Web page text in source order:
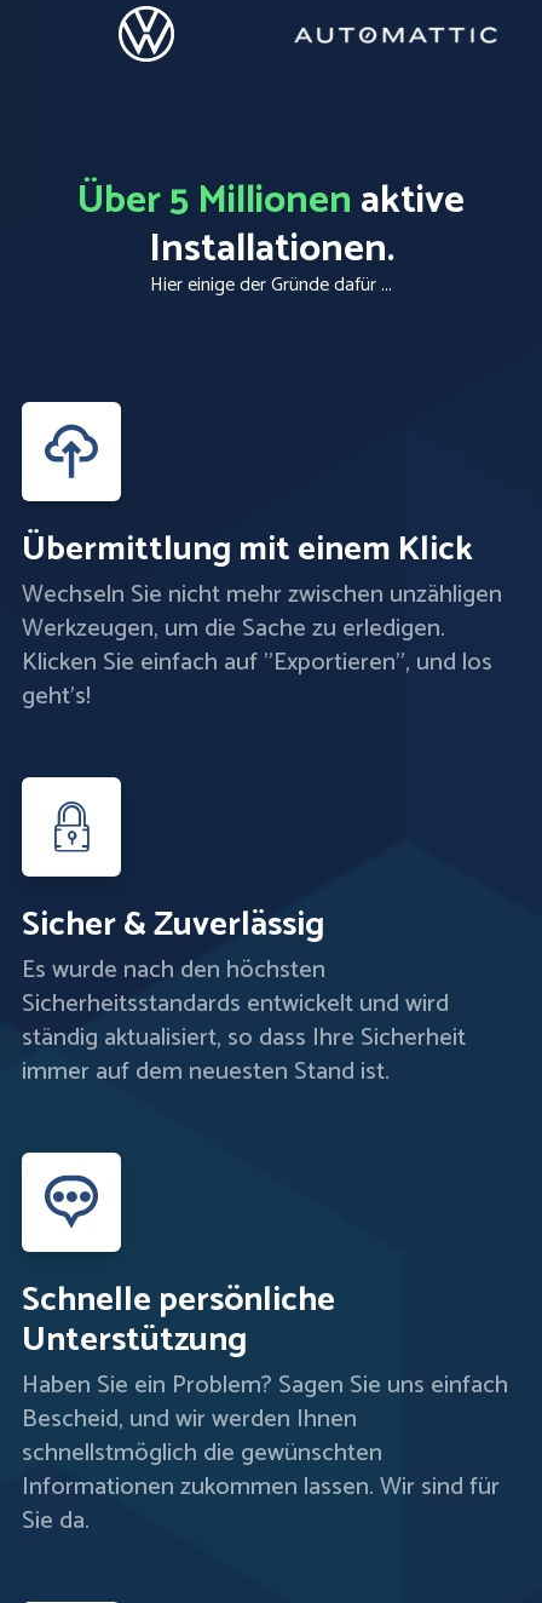
Über 5 Millionenaktive
Installationen.
Hier einige der Gründe dafür ...
Übermittlung mit einem Klick
Wechseln Sie nicht mehr zwischen unzähligen
Werkzeugen, um die Sache zu erledigen.
Klicken Sie einfach auf "Exportieren", und los
geht's!
Sicher & Zuverlässig
Es wurde nach den höchsten
Sicherheitsstandards entwickelt und wird
ständig aktualisiert, so dass Ihre Sicherheit
immer auf dem neuesten Stand ist.
Schnelle persönliche
Unterstützung
Haben Sie ein Problem? Sagen Sie uns einfach
Bescheid, und wir werden Ihnen
schnellstmöglich die gewünschten
Informationen zukommen lassen. Wir sind für
Sie da.